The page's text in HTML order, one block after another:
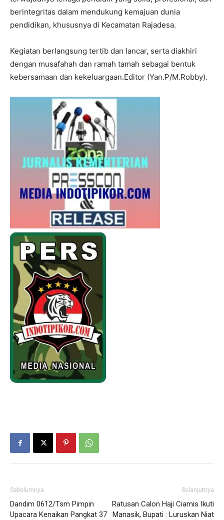
I WANT IN
I've read and accept the Privacy Policy
berintegritas dalam mendukung kemajuan dunia
pendidikan, khususnya di Kecamatan Rajadesa.
Kegiatan berlangsung tertib dan lancar, serta diakhiri
dengan musafahah dan ramah tamah sebagai bentuk
kebersamaan dan kekeluargaan.Editor (Yan.P/M.Robby).
Sebelumnya
Dandim 0612/Tsm Pimpin
Upacara Kenaikan Pangkat 37
Selanjutnya
Ratusan Calon Haji Ciamis Ikuti
Manasik, Bupati : Luruskan Niat